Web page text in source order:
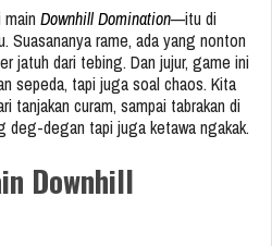
Downhill Domination—itu di
Suasananya rame, ada yang nonton
jatuh dari tebing. Dan jujur, game ini
sepeda, tapi juga soal chaos. Kita
tanjakan curam, sampai tabrakan di
deg-degan tapi juga ketawa ngakak.
Downhill